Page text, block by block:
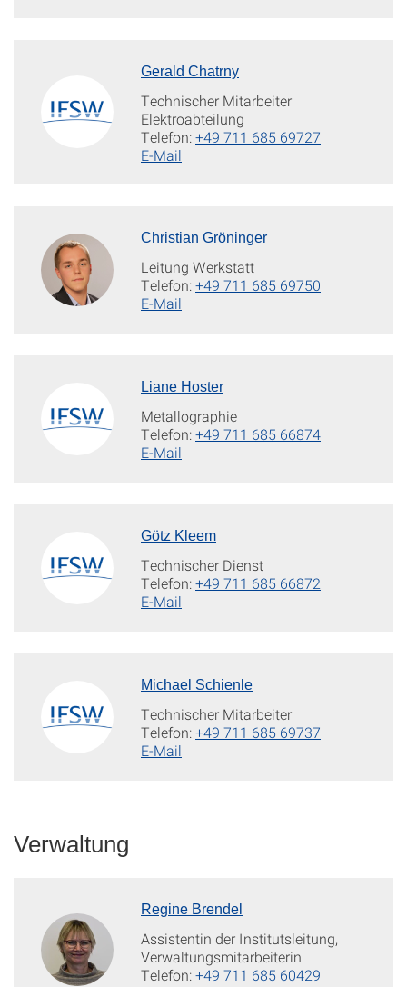
Gerald Chatrny
Technischer Mitarbeiter
Elektroabteilung
Telefon:+49 711 685 69727
E-Mail
Christian Gröninger
Leitung Werkstatt
Telefon:+49 711 685 69750
E-Mail
Liane Hoster
Metallographie
Telefon:+49 711 685 66874
E-Mail
Götz Kleem
Technischer Dienst
Telefon:+49 711 685 66872
E-Mail
Michael Schienle
Technischer Mitarbeiter
Telefon:+49 711 685 69737
E-Mail
Verwaltung
Regine Brendel
Assistentin der Institutsleitung,
Verwaltungsmitarbeiterin
Telefon:+49 711 685 60429